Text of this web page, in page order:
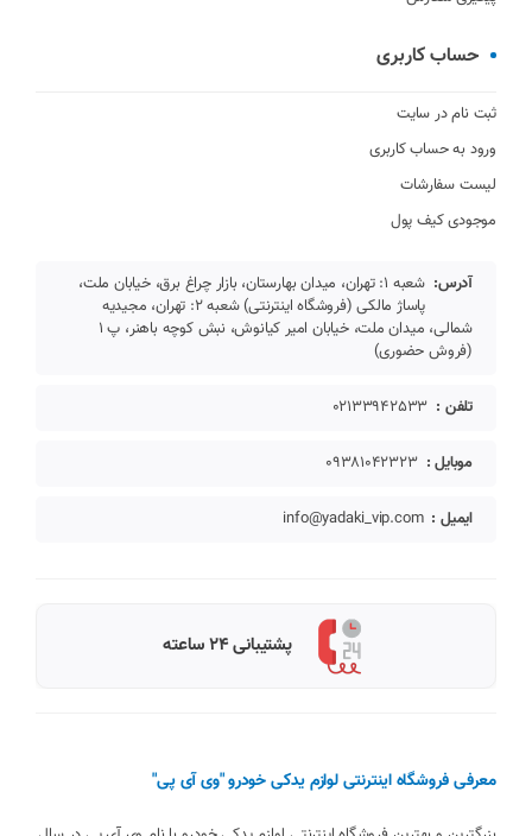
حساب کاربری
ثبت نام در سایت
ورود به حساب کاربری
لیست سفارشات
موجودی کیف پول
آدرس:
شعبه 1: تهران، میدان بهارستان، بازار چراغ برق، خیابان ملت،
پاساژ مالکی (فروشگاه اینترنتی) شعبه 2: تهران، مجیدیه
شمالی، میدان ملت، خیابان امیر کیانوش، نبش کوچه باهنر، پ 1
(فروش حضوری)
تلفن : 02133942533
موبایل : 09381042323
ایمیل : info@yadaki_vip.com
پشتیبانی 24 ساعته
معرفی فروشگاه اینترنتی لوازم یدکی خودرو "وی آی پی"